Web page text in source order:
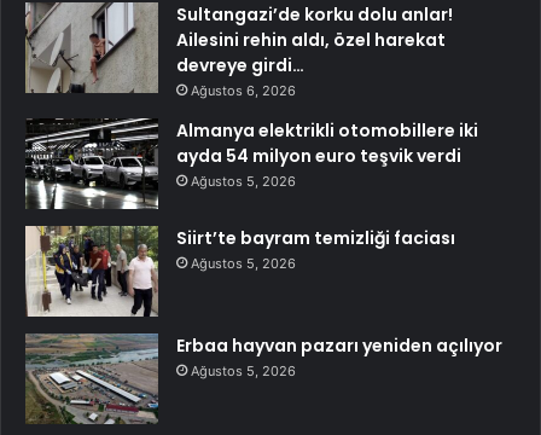
Sultangazi’de korku dolu anlar!
Ailesini rehin aldı, özel harekat
devreye girdi…
Ağustos 6, 2026
Almanya elektrikli otomobillere iki
ayda 54 milyon euro teşvik verdi
Ağustos 5, 2026
Siirt’te bayram temizliği faciası
Ağustos 5, 2026
Erbaa hayvan pazarı yeniden açılıyor
Ağustos 5, 2026